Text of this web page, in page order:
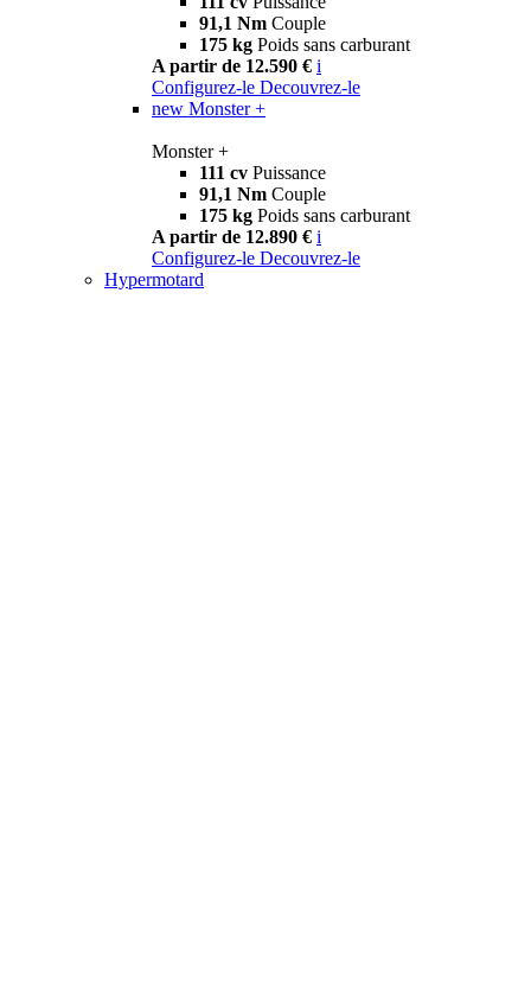
91,1 Nm Couple
175 kg Poids sans carburant
A partir de 12.590 € i
Configurez-le Decouvrez-le
new Monster +
Monster +
111 cv Puissance
91,1 Nm Couple
175 kg Poids sans carburant
A partir de 12.890 € i
Configurez-le Decouvrez-le
Hypermotard